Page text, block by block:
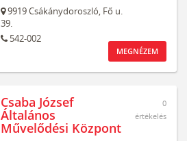
9919Csákánydoroszló, Fő u.
39.
542-002
MEGNÉZEM
Csaba József
Általános
Művelődési Központ
0
értékelés